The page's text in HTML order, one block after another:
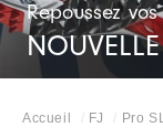
Repoussez
Accueil FJ Pro